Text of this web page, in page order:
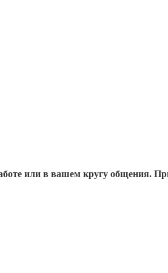
или в вашем кругу общения.